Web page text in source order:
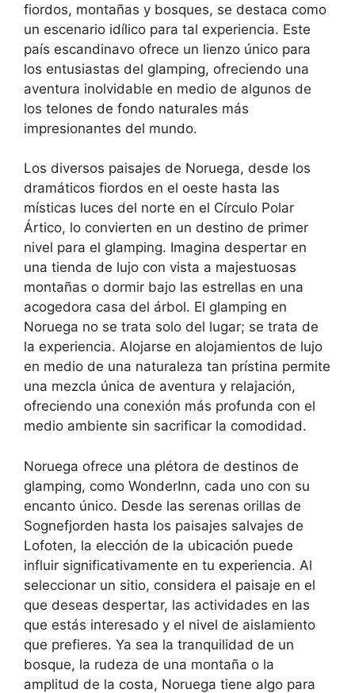
fiordos, montañas y bosques, se destaca como
un escenario idílico para tal experiencia. Este
país escandinavo ofrece un lienzo único para
los entusiastas del glamping, ofreciendo una
aventura inolvidable en medio de algunos de
los telones de fondo naturales más
impresionantes del mundo.
Los diversos paisajes de Noruega, desde los
dramáticos fiordos en el oeste hasta las
místicas luces del norte en el Círculo Polar
Ártico, lo convierten en un destino de primer
nivel para el glamping. Imagina despertar en
una tienda de lujo con vista a majestuosas
montañas o dormir bajo las estrellas en una
acogedora casa del árbol. El glamping en
Noruega no se trata solo del lugar; se trata de
la experiencia. Alojarse en alojamientos de lujo
en medio de una naturaleza tan prístina permite
una mezcla única de aventura y relajación,
ofreciendo una conexión más profunda con el
medio ambiente sin sacrificar la comodidad.
Noruega ofrece una plétora de destinos de
glamping, como WonderInn, cada uno con su
encanto único. Desde las serenas orillas de
Sognefjorden hasta los paisajes salvajes de
Lofoten, la elección de la ubicación puede
influir significativamente en tu experiencia. Al
seleccionar un sitio, considera el paisaje en el
que deseas despertar, las actividades en las
que estás interesado y el nivel de aislamiento
que prefieres. Ya sea la tranquilidad de un
bosque, la rudeza de una montaña o la
amplitud de la costa, Noruega tiene algo para